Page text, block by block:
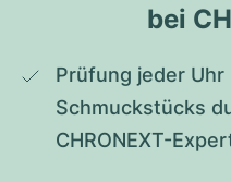
bei
Prüfung jeder Uhr
Schmuckstücks
CHRONEXT-